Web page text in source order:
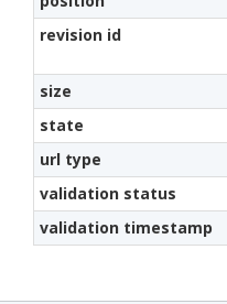
revision id
size
state
url type
validation status
validation timestamp